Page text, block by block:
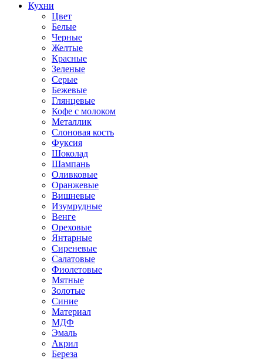
Кухни
Цвет
Белые
Черные
Желтые
Красные
Зеленые
Серые
Бежевые
Глянцевые
Кофе с молоком
Металлик
Слоновая кость
Фуксия
Шоколад
Шампань
Оливковые
Оранжевые
Вишневые
Изумрудные
Венге
Ореховые
Янтарные
Сиреневые
Салатовые
Фиолетовые
Мятные
Золотые
Синие
Материал
МДФ
Эмаль
Акрил
Береза